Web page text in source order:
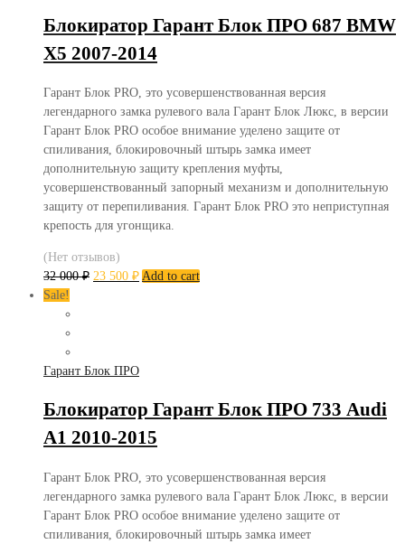
Блокиратор Гарант Блок ПРО 687 BMW
X5 2007-2014
Гарант Блок PRO, это усовершенствованная версия
легендарного замка рулевого вала Гарант Блок Люкс, в версии
Гарант Блок PRO особое внимание уделено защите от
спиливания, блокировочный штырь замка имеет
дополнительную защиту крепления муфты,
усовершенствованный запорный механизм и дополнительную
защиту от перепиливания. Гарант Блок PRO это неприступная
крепость для угонщика.
(Нет отзывов)
32 000₽ 23 500 ₽ Add to cart
Sale!
Гарант Блок ПРО
Блокиратор Гарант Блок ПРО 733 Audi
A1 2010-2015
Гарант Блок PRO, это усовершенствованная версия
легендарного замка рулевого вала Гарант Блок Люкс, в версии
Гарант Блок PRO особое внимание уделено защите от
спиливания, блокировочный штырь замка имеет